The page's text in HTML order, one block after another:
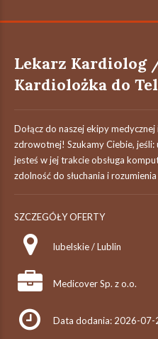
Lekarz Kardiolog
Kardiolożka do
Dołącz do naszej ekipy
zdrowotnej! Szukamy Ciebie, jeśli:
jesteś w jej trakcie obsługa
zdolność do słuchania i
SZCZEGÓŁY OFERTY
lubelskie / Lublin
Medicover Sp. z o.o.
Data dodania: 2026-07-